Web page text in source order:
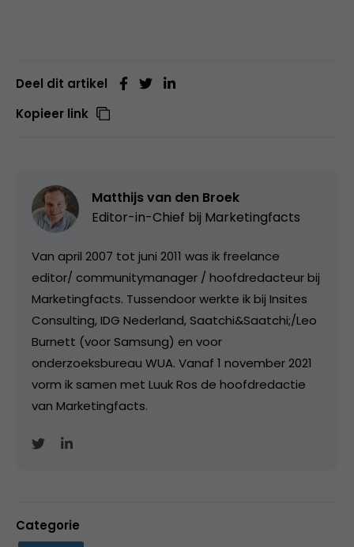
Deel dit artikel
Kopieer link
Matthijs van den Broek
Editor-in-Chief bij Marketingfacts
Van april 2007 tot juni 2011 was ik freelance
editor/ communitymanager / hoofdredacteur bij
Marketingfacts. Tussendoor werkte ik bij Insites
Consulting, IDG Nederland, Saatchi&Saatchi;/Leo
Burnett (voor Samsung) en voor
onderzoeksbureau WUA. Vanaf 1 november 2021
vorm ik samen met Luuk Ros de hoofdredactie
van Marketingfacts.
Categorie